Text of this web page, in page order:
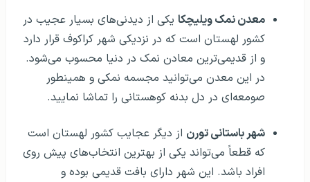
معدن نمک ویلیچکا یکی از دیدنی‌های بسیار عجیب در
کشور لهستان است که در نزدیکی شهر کراکوف قرار دارد
و از قدیمی‌ترین معادن نمک در دنیا محسوب می‌شود.
در این معدن می‌توانید مجسمه نمکی و همینطور
صومعه‌ای در دل بدنه کوهستانی را تماشا نمایید.
شهر باستانی تورن از دیگر عجایب کشور لهستان است
که قطعاً می‌تواند یکی از بهترین انتخاب‌های پیش روی
افراد باشد. این شهر دارای بافت قدیمی بوده و